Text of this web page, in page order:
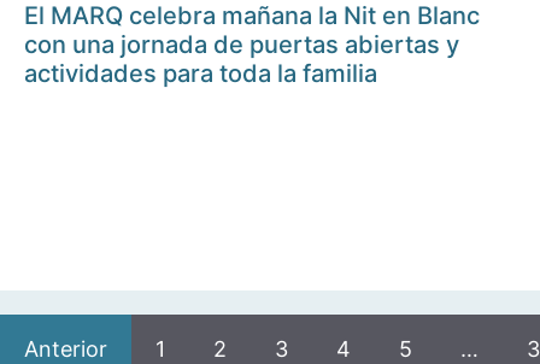
El MARQ celebra mañana la Nit en Blanc
con una jornada de puertas abiertas y
actividades para toda la familia
Anterior 1 2 3 4 5 …